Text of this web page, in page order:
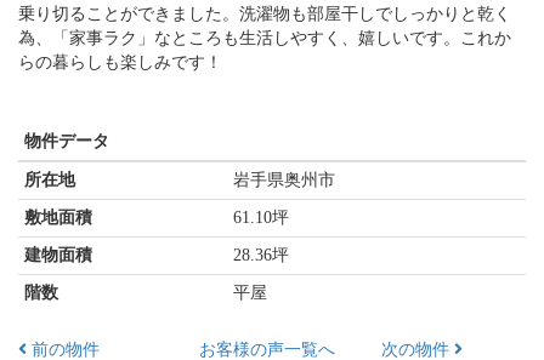
乗り切ることができました。洗濯物も部屋干しでしっかりと乾く
為、「家事ラク」なところも生活しやすく、嬉しいです。これか
らの暮らしも楽しみです！
物件データ
所在地 岩手県奥州市
敷地面積 61.10坪
建物面積 28.36坪
階数 平屋
前の物件 お客様の声一覧へ 次の物件